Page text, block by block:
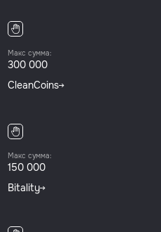
Макс сумма:
300 000
CleanCoins
Макс сумма:
150 000
Bitality